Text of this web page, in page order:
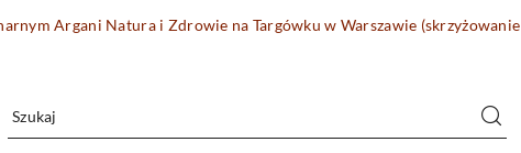
Argani Natura i Zdrowie na Targówku w Warszawie (skrzyżowanie